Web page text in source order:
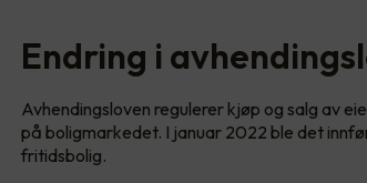
Endring i
Avhendingsloven regulerer kjøp og salg av
på boligmarkedet. I januar 2022 ble det
fritidsbolig.